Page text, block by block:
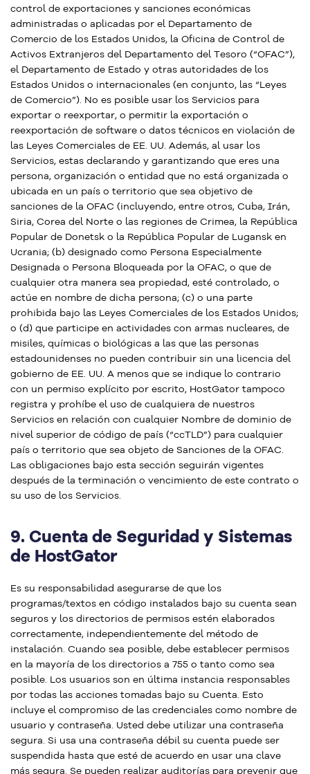
control de exportaciones y sanciones económicas
administradas o aplicadas por el Departamento de
Comercio de los Estados Unidos, la Oficina de Control de
Activos Extranjeros del Departamento del Tesoro (“OFAC”),
el Departamento de Estado y otras autoridades de los
Estados Unidos o internacionales (en conjunto, las “Leyes
de Comercio”). No es posible usar los Servicios para
exportar o reexportar, o permitir la exportación o
reexportación de software o datos técnicos en violación de
las Leyes Comerciales de EE. UU. Además, al usar los
Servicios, estas declarando y garantizando que eres una
persona, organización o entidad que no está organizada o
ubicada en un país o territorio que sea objetivo de
sanciones de la OFAC (incluyendo, entre otros, Cuba, Irán,
Siria, Corea del Norte o las regiones de Crimea, la República
Popular de Donetsk o la República Popular de Lugansk en
Ucrania; (b) designado como Persona Especialmente
Designada o Persona Bloqueada por la OFAC, o que de
cualquier otra manera sea propiedad, esté controlado, o
actúe en nombre de dicha persona; (c) o una parte
prohibida bajo las Leyes Comerciales de los Estados Unidos;
o (d) que participe en actividades con armas nucleares, de
misiles, químicas o biológicas a las que las personas
estadounidenses no pueden contribuir sin una licencia del
gobierno de EE. UU. A menos que se indique lo contrario
con un permiso explícito por escrito, HostGator tampoco
registra y prohíbe el uso de cualquiera de nuestros
Servicios en relación con cualquier Nombre de dominio de
nivel superior de código de país (“ccTLD”) para cualquier
país o territorio que sea objeto de Sanciones de la OFAC.
Las obligaciones bajo esta sección seguirán vigentes
después de la terminación o vencimiento de este contrato o
su uso de los Servicios.
9. Cuenta de Seguridad y Sistemas
de HostGator
Es su responsabilidad asegurarse de que los
programas/textos en código instalados bajo su cuenta sean
seguros y los directorios de permisos estén elaborados
correctamente, independientemente del método de
instalación. Cuando sea posible, debe establecer permisos
en la mayoría de los directorios a 755 o tanto como sea
posible. Los usuarios son en última instancia responsables
por todas las acciones tomadas bajo su Cuenta. Esto
incluye el compromiso de las credenciales como nombre de
usuario y contraseña. Usted debe utilizar una contraseña
segura. Si usa una contraseña débil su cuenta puede ser
suspendida hasta que esté de acuerdo en usar una clave
más segura. Se pueden realizar auditorías para prevenir que